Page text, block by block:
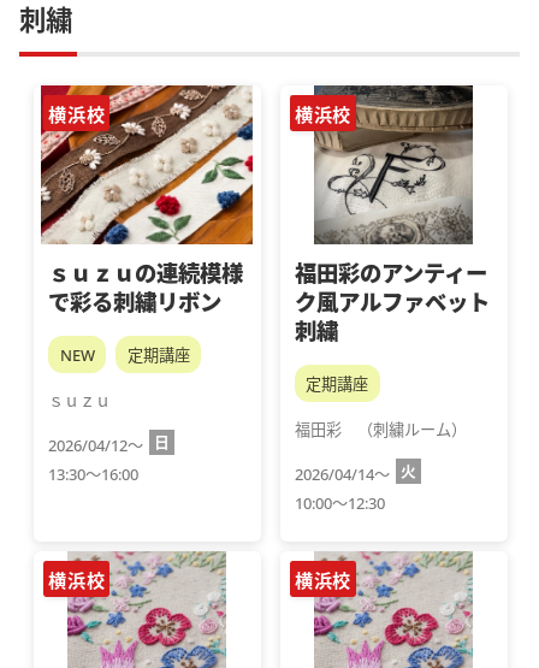
刺繍
横浜校
ｓｕｚｕの連続模様
で彩る刺繍リボン
NEW 定期講座
ｓｕｚｕ
2026/04/12～
日
13:30～16:00
横浜校
福田彩のアンティー
ク風アルファベット
刺繍
定期講座
福田彩　（刺繍ルーム）
2026/04/14～ 火
10:00～12:30
横浜校 横浜校